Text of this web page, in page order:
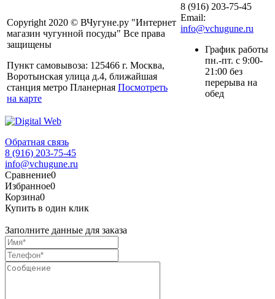
Copyright 2020 © ВЧугуне.ру "Интернет
магазин чугунной посуды" Все права
защищены
Пункт самовывоза: 125466 г. Москва,
Воротынская улица д.4, ближайшая
станция метро Планерная Посмотреть
на карте
8 (916) 203-75-45
Email:
info@vchugune.ru
График работы
пн.-пт. с 9:00-
21:00 без
перерыва на
обед
Обратная связь
8 (916) 203-75-45
info@vchugune.ru
Сравнение0
Избранное0
Корзина0
Купить в один клик
Заполните данные для заказа